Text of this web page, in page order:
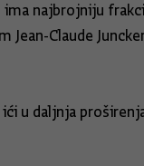
najbrojniju
Claude
u daljnja